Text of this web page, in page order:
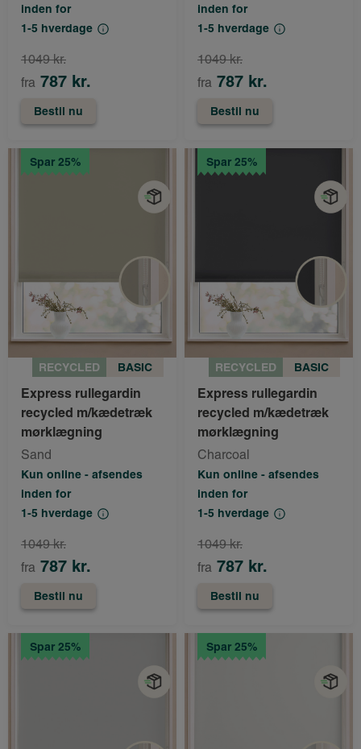
inden for
1-5 hverdage
fra 787 kr.
1049 kr.
Bestil nu
inden for
1-5 hverdage
fra 787 kr.
1049 kr.
Bestil nu
Spar 25%
RECYCLED BASIC
Express rullegardin
recycled m/kædetræk
mørklægning
Sand
Kun online - afsendes
inden for
1-5 hverdage
fra 787 kr.
1049 kr.
Bestil nu
Spar 25%
RECYCLED BASIC
Express rullegardin
recycled m/kædetræk
mørklægning
Charcoal
Kun online - afsendes
inden for
1-5 hverdage
fra 787 kr.
1049 kr.
Bestil nu
Spar 25% Spar 25%